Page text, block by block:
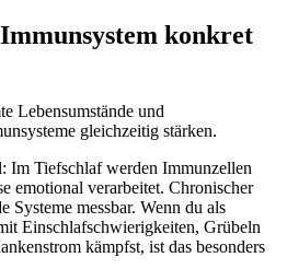
konkret
Lebensumstände und
gleichzeitig stärken.
Im Tiefschlaf werden Immunzellen
emotional verarbeitet. Chronischer
Systeme messbar. Wenn du als
Einschlafschwierigkeiten, Grübeln
kämpfst, ist das besonders